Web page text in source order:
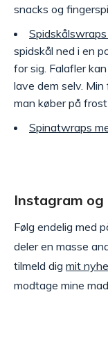
snacks og
spidskål ned i en
for sig. Falafler
lave dem selv.
man køber på frost
Spinatwraps
Instagram
Følg endelig med
deler en masse
tilmeld dig mit
modtage mine